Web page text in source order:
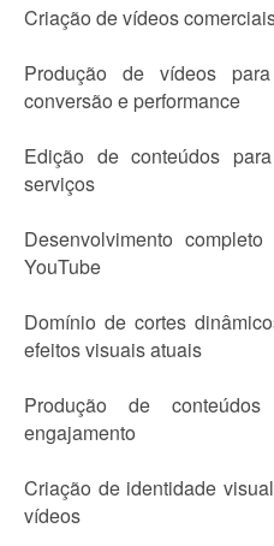
Criação de vídeos
Produção de vídeos
conversão e performance
Edição de conteúdos
serviços
Desenvolvimento
YouTube
Domínio de cortes
efeitos visuais atuais
Produção de
engajamento
Criação de identidade
vídeos